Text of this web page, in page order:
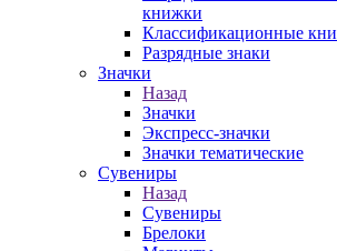
книжки
Классификационные
Разрядные знаки
Значки
Назад
Значки
Экспресс-значки
Значки тематические
Сувениры
Назад
Сувениры
Брелоки